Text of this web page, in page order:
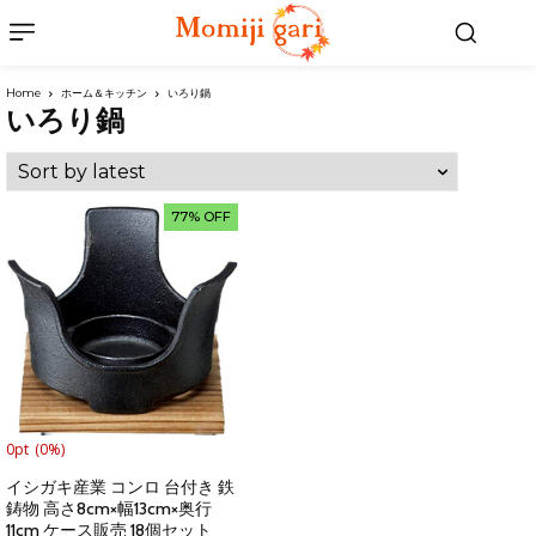
Home ホーム＆キッチン いろり鍋
いろり鍋
77% OFF
0pt (0%)
イシガキ産業 コンロ 台付き 鉄
鋳物 高さ8cm×幅13cm×奥行
11cm ケース販売 18個セット